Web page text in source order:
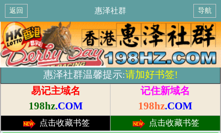
返回 惠泽社群 导航
惠泽社群温馨提示:请加好书签!
易记主域名
198hz.COM
记住新域名
198hz.COM
点击收藏书签 点击收藏书签